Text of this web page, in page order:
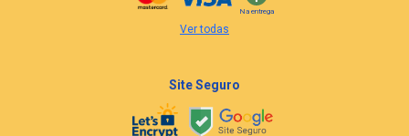
Na entrega
Ver todas
Site Seguro